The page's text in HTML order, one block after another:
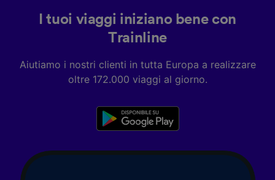
I tuoi viaggi iniziano bene con
Trainline
Aiutiamo i nostri clienti in tutta Europa a realizzare
oltre 172.000 viaggi al giorno.